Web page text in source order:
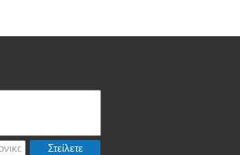
Στείλετε